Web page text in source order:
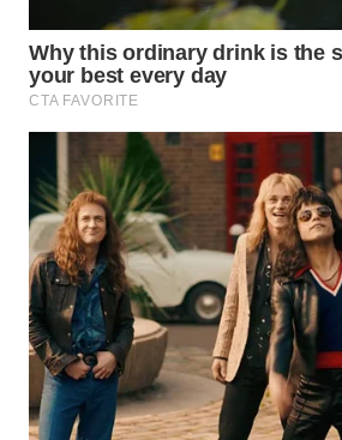
WN
PURWAKARTA
TIMUR
WN
SEMARANG
WN
SOLO